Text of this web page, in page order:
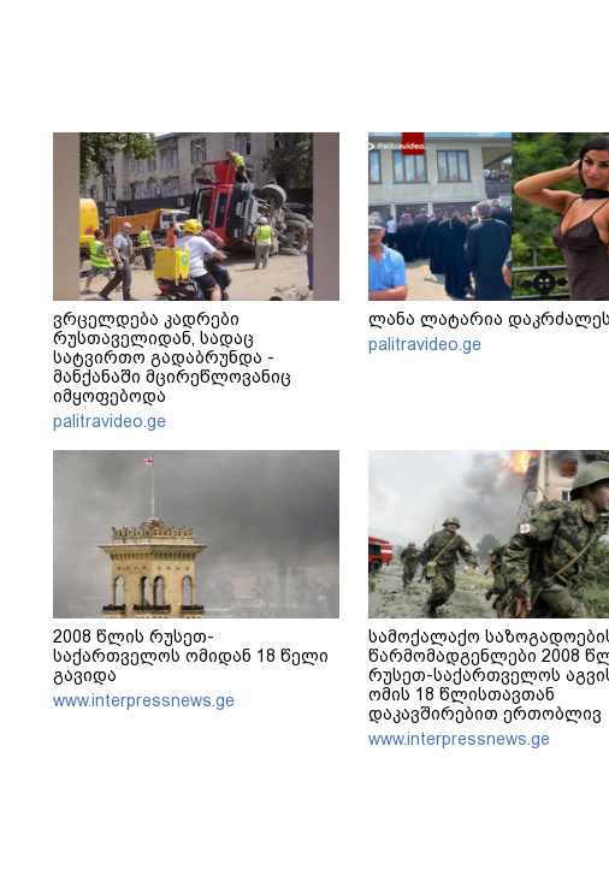
ვრცელდება კადრები
რუსთაველიდან, სადაც
სატვირთო გადაბრუნდა -
მანქანაში მცირეწლოვანიც
იმყოფებოდა
palitravideo.ge
ლანა ლატარია დაკრძალეს
palitravideo.ge
2008 წლის რუსეთ-
საქართველოს ომიდან 18 წელი
გავიდა
www.interpressnews.ge
სამოქალაქო
წარმომადგენლები 2008
რუსეთ-საქართველოს
ომის 18 წლისთავთან
დაკავშირებით ერთობლივ
განცხადებას ავრცელებენ
www.interpressnews.ge